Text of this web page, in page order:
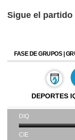
Sigue el partido